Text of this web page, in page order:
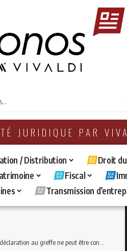
JURIDIQUE PAR
/ Distribution
Droit
Fiscal
Transmission
greffe ne peut être constituée par la lettre recommandée.